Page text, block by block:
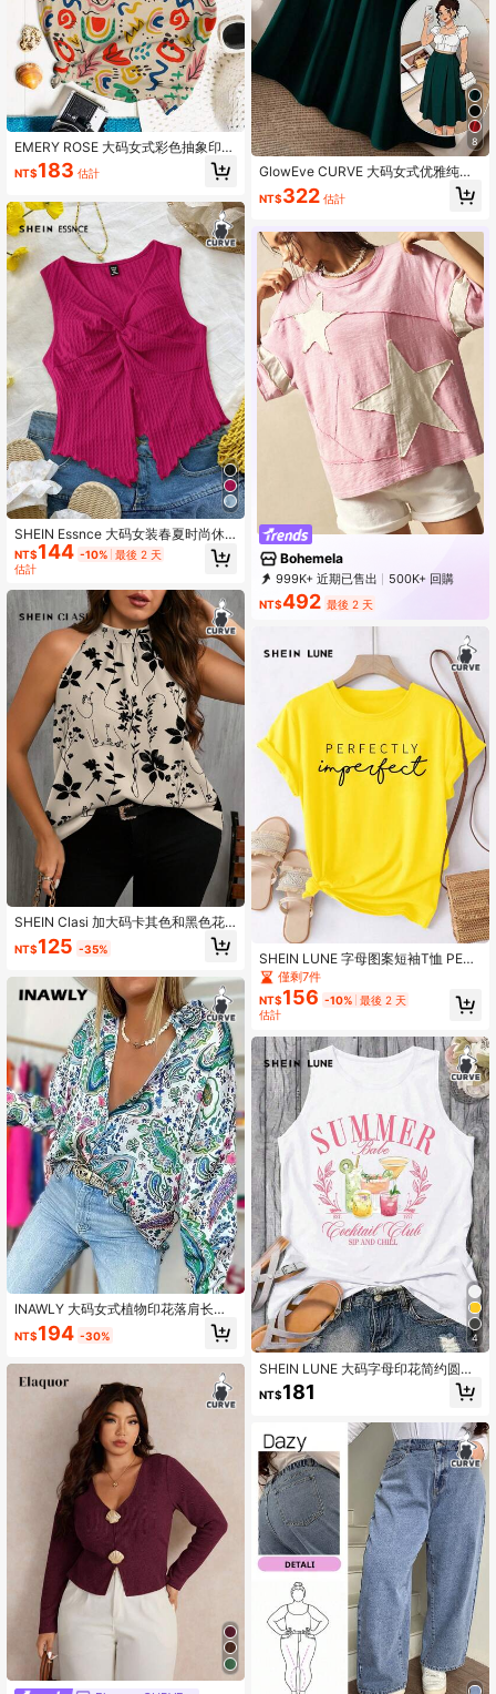
EMERY ROSE 大码女式彩色抽象印花
图案 T 恤、夏季休闲女装、涂鸦印花
女式上衣
NT$183 估計
SHEIN Essnce 大码女装春夏时尚休
闲性感舒适日常纹理面料 V 领修身扭
纹无袖上衣，外出上衣，波西米亚
风，伊比沙岛风，海滩度假风，欧洲
夏季，夏威夷狂欢上衣
NT$144 -10% 最後 2 天
估計
SHEIN Clasi 加大码卡其色和黑色花
卉印花优雅休闲简约衬衫，适合夏季
NT$125 -35%
INAWLY 大码女式植物印花落肩长袖
宽松休闲衬衫，适合度假、秋季
NT$194 -30%
8
GlowEve CURVE 大码女式优雅纯色
伞绿色裙子
NT$322 估計
Bohemela
999K+ 近期已售出
500K+ 回購
1.3M 訂閱
NT$492 最後 2 天
SHEIN LUNE 字母图案短袖T恤 PERF
ECTLY Imperfect 图案T恤 女式上衣
僅剩7件
NT$156 -10% 最後 2 天
估計
4
SHEIN LUNE 大码字母印花简约圆领
背心
NT$181